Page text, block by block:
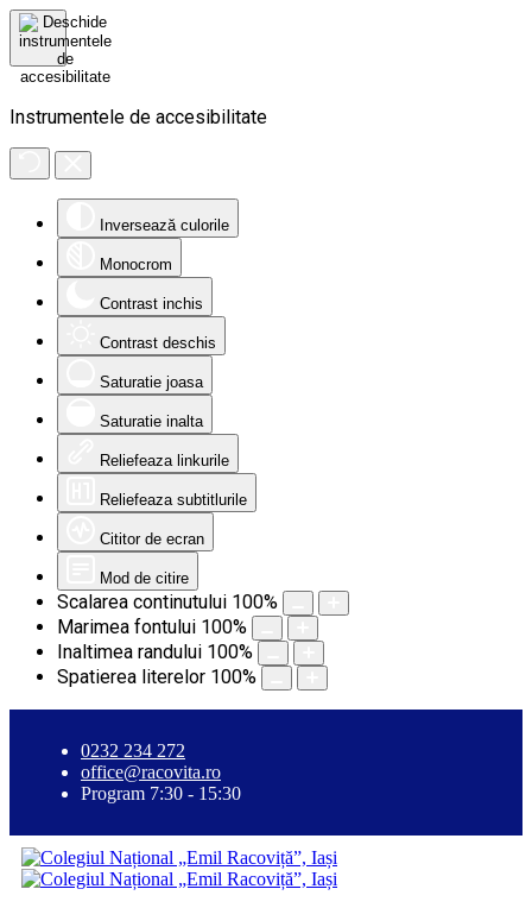
Instrumentele de accesibilitate
Inversează culorile
Monocrom
Contrast inchis
Contrast deschis
Saturatie joasa
Saturatie inalta
Reliefeaza linkurile
Reliefeaza subtitlurile
Cititor de ecran
Mod de citire
Scalarea continutului 100%
Marimea fontului 100%
Inaltimea randului 100%
Spatierea literelor 100%
0232 234 272
office@racovita.ro
Program 7:30 - 15:30